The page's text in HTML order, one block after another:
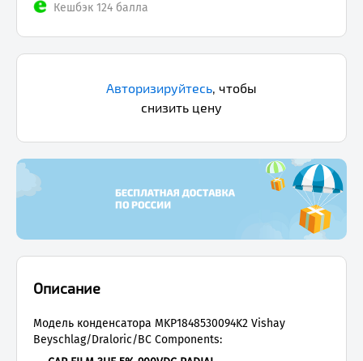
Кешбэк 124 балла
Авторизируйтесь, чтобы
снизить цену
Описание
Модель конденсатора MKP1848530094K2 Vishay
Beyschlag/Draloric/BC Components: